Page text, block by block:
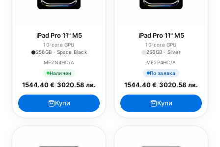
iPad Pro 11" M5
10-core GPU
256GB · Space Black
ME2N4HC/A
Наличен
1544.40 €/3020.58 лв.
Купи
iPad Pro 11" M5
10-core GPU
256GB · Silver
ME2P4HC/A
По заявка
1544.40 €/3020.58 лв.
Купи